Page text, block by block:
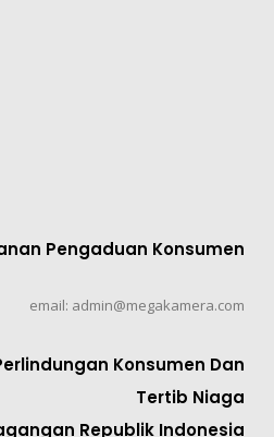
Pengaduan Konsumen
email: admin@megakamera.com
Konsumen Dan
Tertib Niaga
Republik Indonesia